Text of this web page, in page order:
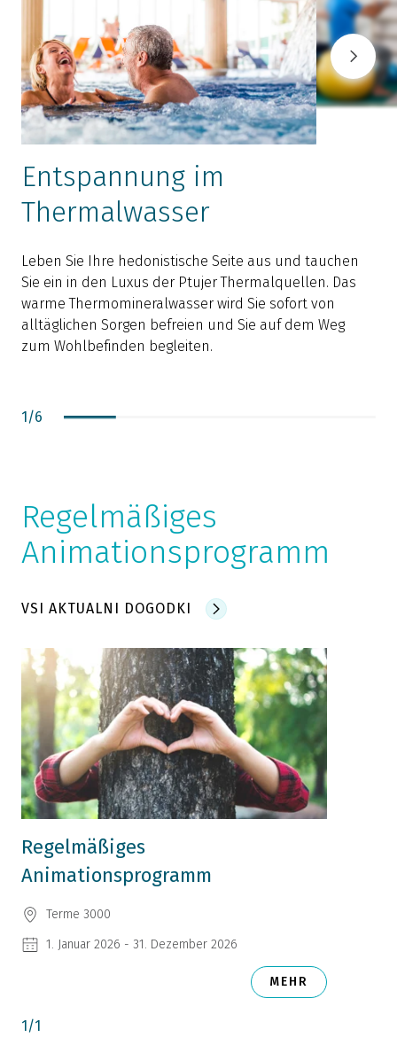
Entspannung im
Thermalwasser
Leben Sie Ihre hedonistische Seite aus und tauchen
Sie ein in den Luxus der Ptujer Thermalquellen. Das
warme Thermomineralwasser wird Sie sofort von
alltäglichen Sorgen befreien und Sie auf dem Weg
zum Wohlbefinden begleiten.
1/6
Regelmäßiges
Animationsprogramm
VSI AKTUALNI DOGODKI
Regelmäßiges
Animationsprogramm
Terme 3000
1. Januar 2026 - 31. Dezember 2026
MEHR
1 /1